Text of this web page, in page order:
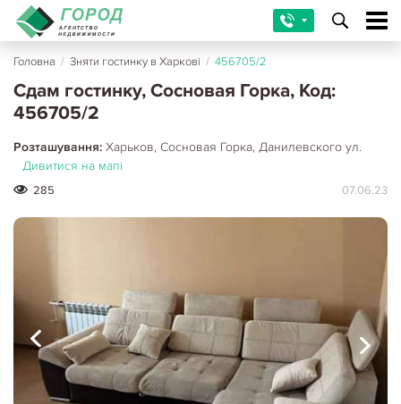
Головна / Зняти гостинку в Харкові / 456705/2
Сдам гостинку, Сосновая Горка, Код:
456705/2
Розташування: Харьков, Сосновая Горка, Данилевского ул.
Дивитися на мапі
285 07.06.23